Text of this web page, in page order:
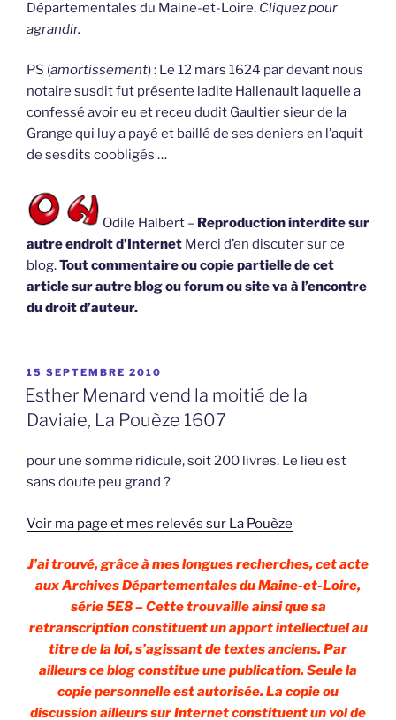
Départementales du Maine-et-Loire. Cliquez pour
agrandir.
PS (amortissement) : Le 12 mars 1624 par devant nous
notaire susdit fut présente ladite Hallenault laquelle a
confessé avoir eu et receu dudit Gaultier sieur de la
Grange qui luy a payé et baillé de ses deniers en l’aquit
de sesdits coobligés …
Odile Halbert – Reproduction interdite sur
autre endroit d’Internet Merci d’en discuter sur ce
blog.Tout commentaire ou copie partielle de cet
article sur autre blog ou forum ou site va à l’encontre
du droit d’auteur.
PUBLIÉ
LE
15 SEPTEMBRE 2010
Esther Menard vend la moitié de la
Daviaie, La Pouèze 1607
pour une somme ridicule, soit 200 livres. Le lieu est
sans doute peu grand ?
Voir ma page et mes relevés sur La Pouèze
J’ai trouvé, grâce à mes longues recherches, cet acte
aux Archives Départementales du Maine-et-Loire,
série 5E8 – Cette trouvaille ainsi que sa
retranscription constituent un apport intellectuel au
titre de la loi, s’agissant de textes anciens. Par
ailleurs ce blog constitue une publication. Seule la
copie personnelle est autorisée. La copie ou
discussion ailleurs sur Internet constituent un vol de